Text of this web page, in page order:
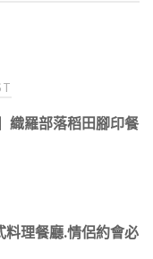
織羅部落稻田腳印餐
理餐廳.情侶約會必